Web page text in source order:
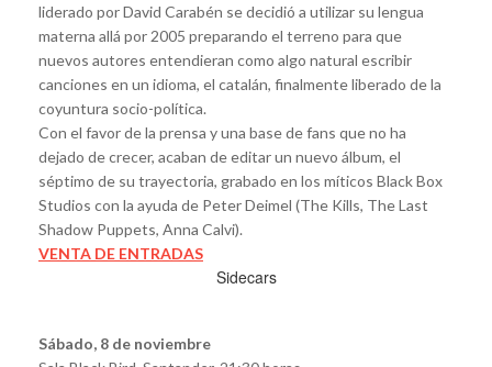
liderado por David Carabén se decidió a utilizar su lengua
materna allá por 2005 preparando el terreno para que
nuevos autores entendieran como algo natural escribir
canciones en un idioma, el catalán, finalmente liberado de la
coyuntura socio-política.
Con el favor de la prensa y una base de fans que no ha
dejado de crecer, acaban de editar un nuevo álbum, el
séptimo de su trayectoria, grabado en los míticos Black Box
Studios con la ayuda de Peter Deimel (The Kills, The Last
Shadow Puppets, Anna Calvi).
VENTA DE ENTRADAS
Sidecars
Sábado, 8 de noviembre